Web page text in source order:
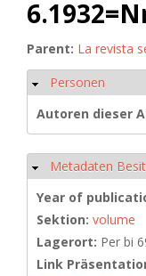
Parent: La revista
Hide
Personen
Autoren dieser
Hide
Metadaten
Year of
Sektion: volume
Lagerort: Per bi
Link